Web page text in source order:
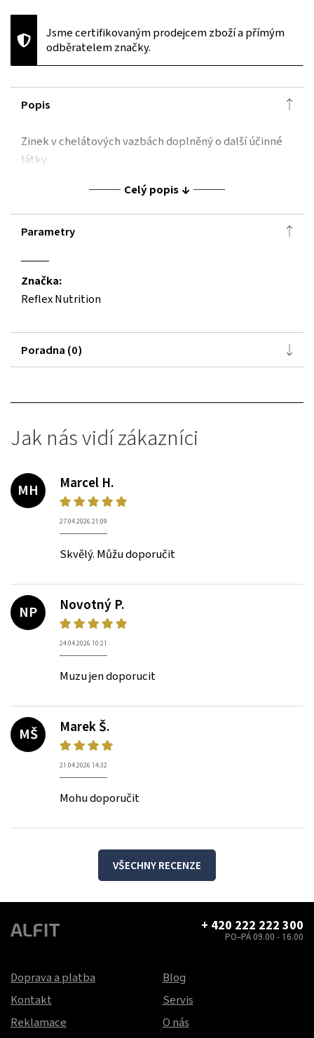
Jsme certifikovaným prodejcem zboží a přímým
odběratelem značky.
Popis
Zinek v chelátových vazbách doplněný o další účinné
látky.
Celý popis
Parametry
Značka:
Reflex Nutrition
Poradna (0)
Jak nás vidí zákazníci
MH
Marcel H.
27.04.2026 21:09
Skvělý. Můžu doporučit
NP
Novotný P.
24.04.2026 10:21
Muzu jen doporucit
MŠ
Marek Š.
21.04.2026 14:32
Mohu doporučit
VŠECHNY RECENZE
+ 420 222 222 300
PO–PÁ 09.00 - 16.00
Doprava a platba
Kontakt
Reklamace
Blog
Servis
O nás